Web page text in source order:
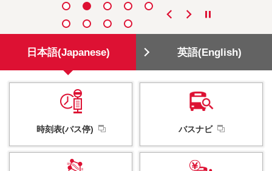
日本語(Japanese) 英語(English)
時刻表(バス停) バスナビ